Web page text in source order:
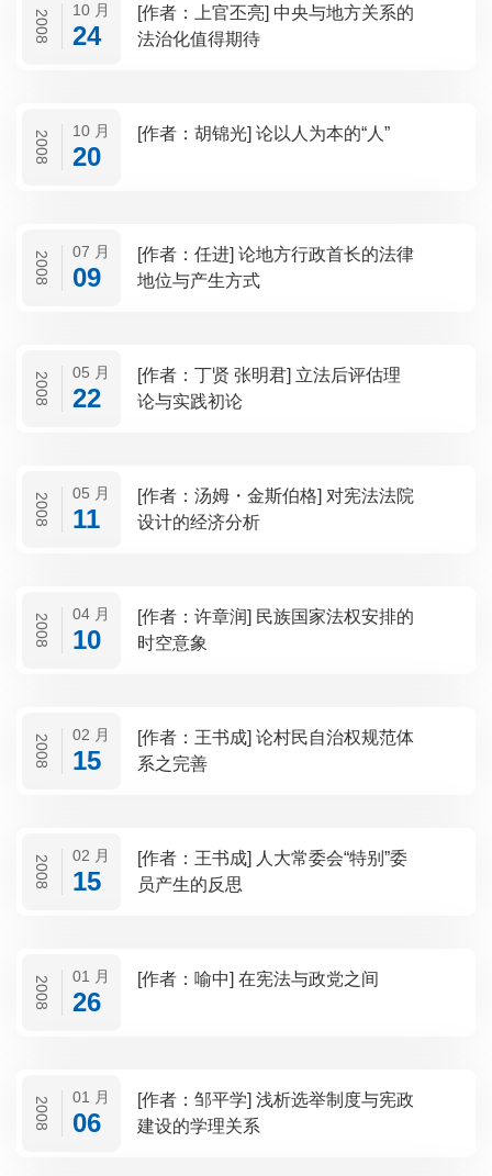
2008 10 月
24
[作者：上官丕亮] 中央与地方关系的
法治化值得期待
2008 10 月
20
[作者：胡锦光] 论以人为本的“人”
2008 07 月
09
[作者：任进] 论地方行政首长的法律
地位与产生方式
2008 05 月
22
[作者：丁贤 张明君] 立法后评估理
论与实践初论
2008 05 月
11
[作者：汤姆・金斯伯格] 对宪法法院
设计的经济分析
2008 04 月
10
[作者：许章润] 民族国家法权安排的
时空意象
2008 02 月
15
[作者：王书成] 论村民自治权规范体
系之完善
2008 02 月
15
[作者：王书成] 人大常委会“特别”委
员产生的反思
2008 01 月
26
[作者：喻中] 在宪法与政党之间
2008 01 月
06
[作者：邹平学] 浅析选举制度与宪政
建设的学理关系